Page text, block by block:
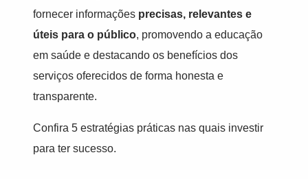
fornecer informações precisas, relevantes e
úteis para o público, promovendo a educação
em saúde e destacando os benefícios dos
serviços oferecidos de forma honesta e
transparente.
Confira 5 estratégias práticas nas quais investir
para ter sucesso.